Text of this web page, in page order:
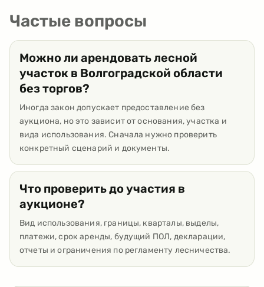
Частые вопросы
Можно ли арендовать лесной
участок в Волгоградской области
без торгов?
Иногда закон допускает предоставление без
аукциона, но это зависит от основания, участка и
вида использования. Сначала нужно проверить
конкретный сценарий и документы.
Что проверить до участия в
аукционе?
Вид использования, границы, кварталы, выделы,
платежи, срок аренды, будущий ПОЛ, декларации,
отчеты и ограничения по регламенту лесничества.